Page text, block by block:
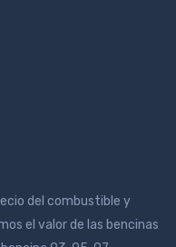
del combustible y
el valor de las bencinas